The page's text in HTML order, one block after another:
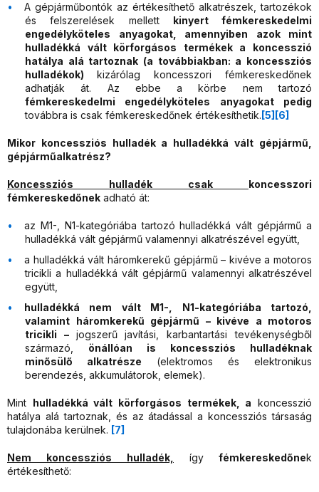
A gépjárműbontók az értékesíthető alkatrészek, tartozékok
és felszerelések mellett kinyert fémkereskedelmi
engedélyköteles anyagokat, amennyiben azok mint
hulladékká vált körforgásos termékek a koncesszió
hatálya alá tartoznak (a továbbiakban: a koncessziós
hulladékok) kizárólag koncesszori fémkereskedőnek
adhatják át. Az ebbe a körbe nem tartozó
fémkereskedelmi engedélyköteles anyagokat pedig
továbbra is csak fémkereskedőnek értékesíthetik. [5] [6]
Mikor koncessziós hulladék a hulladékká vált gépjármű,
gépjárműalkatrész?
Koncessziós hulladék csak koncesszori
fémkereskedőnek adható át:
az M1-, N1-kategóriába tartozó hulladékká vált gépjármű a
hulladékká vált gépjármű valamennyi alkatrészével együtt,
a hulladékká vált háromkerekű gépjármű – kivéve a motoros
tricikli a hulladékká vált gépjármű valamennyi alkatrészével
együtt,
hulladékká nem vált M1-, N1-kategóriába tartozó,
valamint háromkerekű gépjármű – kivéve a motoros
tricikli – jogszerű javítási, karbantartási tevékenységből
származó, önállóan is koncessziós hulladéknak
minősülő alkatrésze (elektromos és elektronikus
berendezés, akkumulátorok, elemek).
Mint hulladékká vált körforgásos termékek, a koncesszió
hatálya alá tartoznak, és az átadással a koncessziós társaság
tulajdonába kerülnek. [7]
Nem koncessziós hulladék, így fémkereskedőnek
értékesíthető: